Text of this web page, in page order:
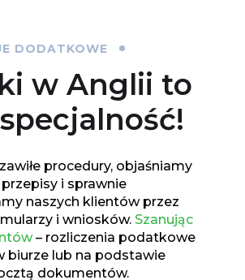
DODATKOWE
w Anglii to
procedury, objaśniamy
i sprawnie
naszych klientów przez
i wniosków. Szanując
– rozliczenia podatkowe
biurze lub na podstawie
dokumentów.